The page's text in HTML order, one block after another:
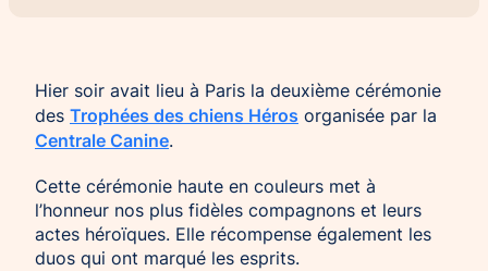
CHIENS À MISSION COLLECTIVE
Chien d’assistance d’accompagnement
social
Chien d’assistance judiciaire
Je m’engage / j’engage mes collaborateurs
Je lance une collecte
J’engage mes clients
Hier soir avait lieu à Paris la deuxième cérémonie
des Trophées des chiens Héros organisée par la
Centrale Canine.
Cette cérémonie haute en couleurs met à
l’honneur nos plus fidèles compagnons et leurs
actes héroïques. Elle récompense également les
duos qui ont marqué les esprits.